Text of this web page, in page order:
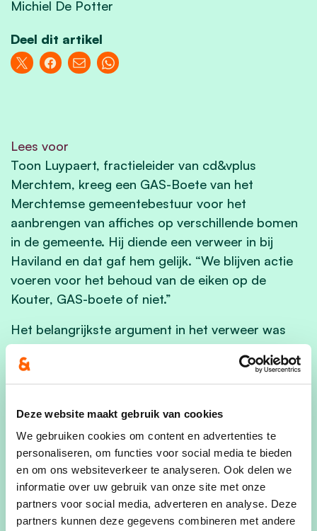
Deze website maakt gebruik van cookies
We gebruiken cookies om content en advertenties te
personaliseren, om functies voor social media te bieden
en om ons websiteverkeer te analyseren. Ook delen we
informatie over uw gebruik van onze site met onze
partners voor social media, adverteren en analyse. Deze
partners kunnen deze gegevens combineren met andere
Michiel De Potter
Deel dit artikel
Lees voor
Toon Luypaert, fractieleider van cd&vplus
Merchtem, kreeg een GAS-Boete van het
Merchtemse gemeentebestuur voor het
aanbrengen van affiches op verschillende bomen
in de gemeente. Hij diende een verweer in bij
Haviland en dat gaf hem gelijk. “We blijven actie
voeren voor het behoud van de eiken op de
Kouter, GAS-boete of niet.”
Het belangrijkste argument in het verweer was
dat het redden van de bomen op de Kouter een
politieke actie is. De affiches vallen daarom dus
niet onder de GAS-wetgeving. “Haviland is ons in
gerechtigheid is geschied,” vertelt Luypaert. “Een
gemeentebestuur kan de oppositie niet zomaar
met GAS-boetes bedreigen.”
De burgemeester van Merchtem, Maarten Mast
(LVB), stelde eerder dat Toon Luypaert "niet